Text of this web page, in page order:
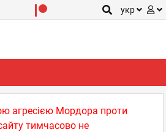
укр
агресією Мордора проти
тимчасово не